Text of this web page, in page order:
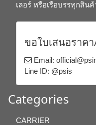
เลอร์ หรือเรือบรรทุกสินค้
ขอใบเสนอราค
Email:
Line ID: @psis
Categories
CARRIER